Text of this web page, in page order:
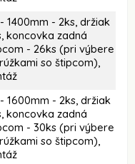
1400mm - 2ks, držiak
koncovka zadná
- 26ks (pri výbere
so štipcom),
1600mm - 2ks, držiak
koncovka zadná
- 30ks (pri výbere
so štipcom),